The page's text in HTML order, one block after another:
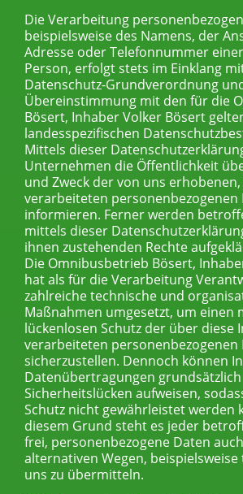
Die Verarbeitung
beispielsweise des Namens, der
Adresse oder Telefonnummer
Person, erfolgt stets im Einklang
Datenschutz-Grundverordnung
Übereinstimmung mit den für die
Bösert, Inhaber Volker Bösert
landesspezifischen
Mittels dieser
Unternehmen die Öffentlichkeit
und Zweck der von uns
verarbeiteten personenbezogenen
informieren. Ferner werden
mittels dieser
ihnen zustehenden Rechte
Die Omnibusbetrieb Bösert,
hat als für die Verarbeitung
zahlreiche technische und
Maßnahmen umgesetzt, um einen
lückenlosen Schutz der über diese
verarbeiteten personenbezogenen
sicherzustellen. Dennoch können
Datenübertragungen grundsätzlich
Sicherheitslücken aufweisen,
Schutz nicht gewährleistet werden
diesem Grund steht es jeder
frei, personenbezogene Daten
alternativen Wegen,
uns zu übermitteln.